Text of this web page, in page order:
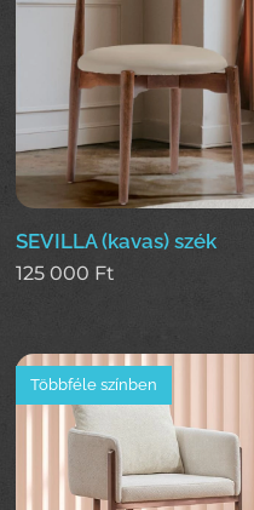
SEVILLA (kavas) szék
125 000 Ft
Többféle színben